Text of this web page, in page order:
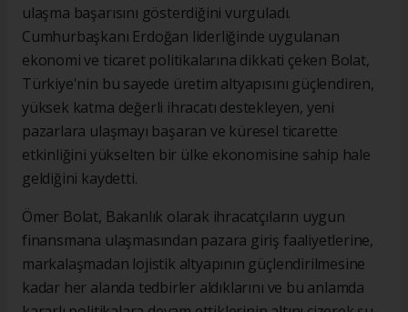
ulaşma başarısını gösterdiğini vurguladı.
Cumhurbaşkanı Erdoğan liderliğinde uygulanan
ekonomi ve ticaret politikalarına dikkati çeken Bolat,
Türkiye'nin bu sayede üretim altyapısını güçlendiren,
yüksek katma değerli ihracatı destekleyen, yeni
pazarlara ulaşmayı başaran ve küresel ticarette
etkinliğini yükselten bir ülke ekonomisine sahip hale
geldiğini kaydetti.
Ömer Bolat, Bakanlık olarak ihracatçıların uygun
finansmana ulaşmasından pazara giriş faaliyetlerine,
markalaşmadan lojistik altyapının güçlendirilmesine
kadar her alanda tedbirler aldıklarını ve bu anlamda